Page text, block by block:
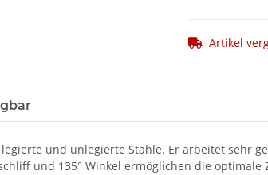
Artikel
und unlegierte Stähle. Er arbeitet sehr
und 135° Winkel ermöglichen die